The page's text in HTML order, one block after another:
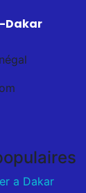
Dakar
a Dakar